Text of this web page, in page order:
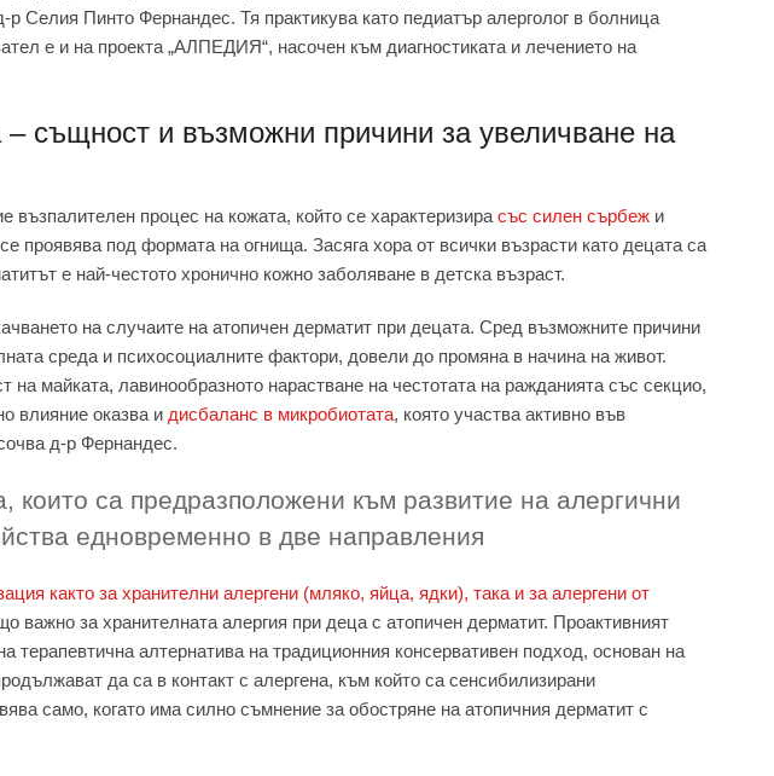
Селия Пинто Фернандес. Тя практикува като педиатър алерголог в болница
е и на проекта „АЛПЕДИЯ“, насочен към диагностиката и лечението на
същност и възможни причини за увеличване на
възпалителен процес на кожата, който се характеризирасъс силен сърбеж и
проявява под формата на огнища. Засяга хора от всички възрасти като децата са
е най-честото хронично кожно заболяване в детска възраст.
на случаите на атопичен дерматит при децата. Сред възможните причини
среда и психосоциалните фактори, довели до промяна в начина на живот.
на майката, лавинообразното нарастване на честотата на ражданията със секцио,
влияние оказва и дисбаланс в микробиотата, която участва активно във
д-р Фернандес.
които са предразположени към развитие на алергични
едновременно в две направления
както за хранителни алергени (мляко, яйца, ядки), така и за алергени от
важно за хранителната алергия при деца с атопичен дерматит. Проактивният
терапевтична алтернатива на традиционния консервативен подход, основан на
да са в контакт с алергена, към който са сенсибилизирани
само, когато има силно съмнение за обостряне на атопичния дерматит с